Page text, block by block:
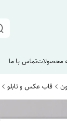
محصولاتتماس با ما
قاب عکس و تابلو